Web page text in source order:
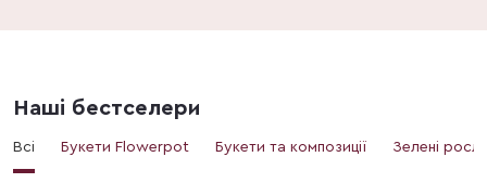
Наші бестселери
Всі Букети Flowerpot Букети та композиції Зелені